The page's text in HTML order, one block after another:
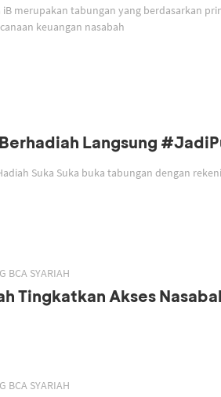
iB merupakan tabungan yang berdasarkan
keuangan nasabah
Langsung
Suka Suka buka tabungan dengan
BCA SYARIAH
Tingkatkan Akses
BCA SYARIAH